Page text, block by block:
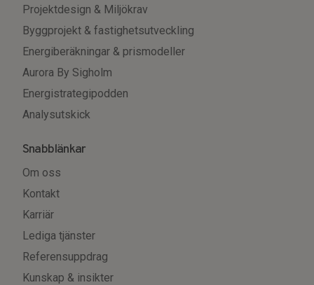
Projektdesign & Miljökrav
Byggprojekt & fastighetsutveckling
Energiberäkningar & prismodeller
Aurora By Sigholm
Energistrategipodden
Analysutskick
Snabblänkar
Om oss
Kontakt
Karriär
Lediga tjänster
Referensuppdrag
Kunskap & insikter